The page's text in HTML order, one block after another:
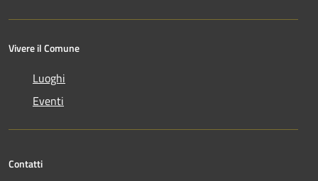
Vivere il Comune
Luoghi
Eventi
Contatti